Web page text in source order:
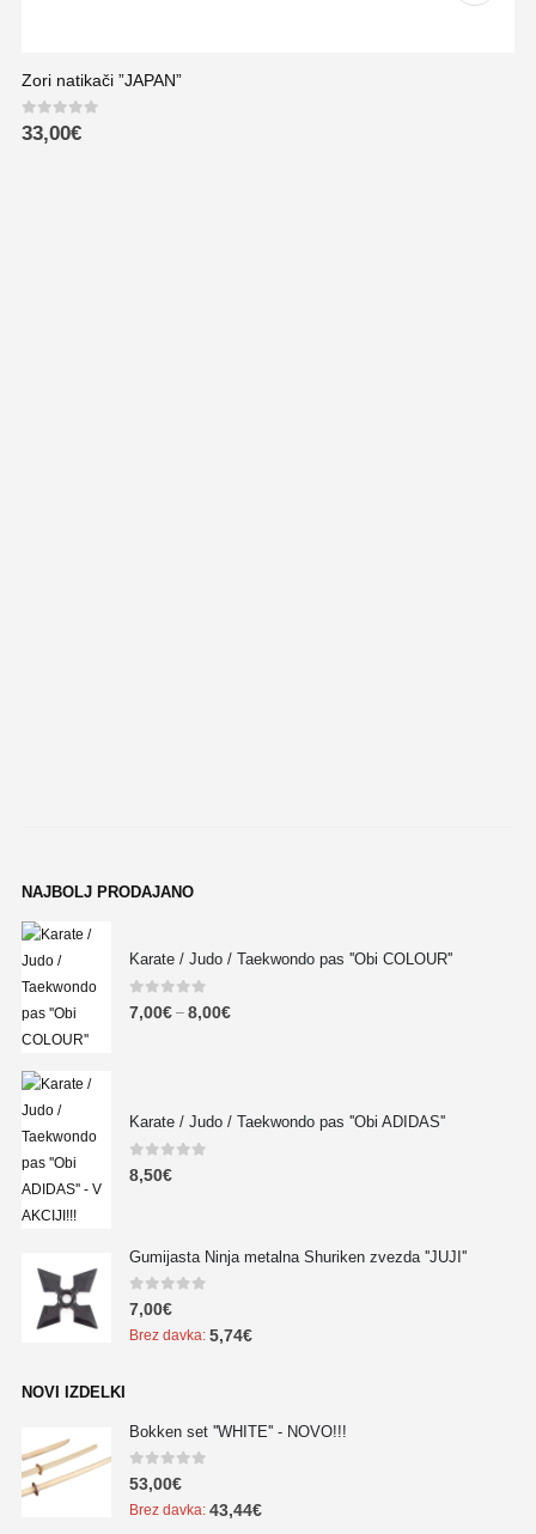
Zori natikači ”JAPAN”
0out of 5
33,00€
NAJBOLJ PRODAJANO
Karate / Judo / Taekwondo pas ''Obi COLOUR''
0out of 5
7,00€ – 8,00€
Karate / Judo / Taekwondo pas ''Obi ADIDAS''
0 out of 5
8,50€
Gumijasta Ninja metalna Shuriken zvezda ''JUJI''
0out of 5
7,00€
Brez davka: 5,74€
NOVI IZDELKI
Bokken set ''WHITE'' - NOVO!!!
0out of 5
53,00€
Brez davka: 43,44€